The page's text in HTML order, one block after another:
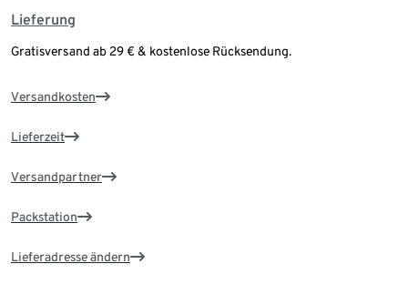
Lieferung
Gratisversand ab 29 € & kostenlose Rücksendung.
Versandkosten
Lieferzeit
Versandpartner
Packstation
Lieferadresse ändern